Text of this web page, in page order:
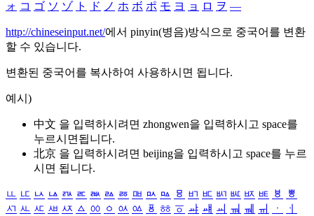
ォ コ ゴ ソ ゾ ト ド ノ ホ ボ ポ モ ヨ ョ ロ ヲ ―
http://chineseinput.net/에서 pinyin(병음)방식으로 중국어를 변환
할 수 있습니다.
변환된 중국어를 복사하여 사용하시면 됩니다.
예시)
中文 을 입력하시려면 zhongwen을 입력하시고 space를
누르시면됩니다.
北京 을 입력하시려면 beijing을 입력하시고 space를 누르
시면 됩니다.
ㅥ ㅦ ㅧ ㅨ ㅩ ㅪ ㅫ ㅬ ㅭ ㅮ ㅯ ㅰ ㅱ ㅲ ㅳ ㅴ ㅵ ㅶ ㅷ ㅸ
ㅹ
ㅺ ㅻ ㅼ ㅽ ㅾ ㅿ ㆀ ㆁ ㆂ ㆃ ㆄ ㆅ ㆆ ㆇ ㆈ ㆉ ㆊ ㆋ ㆌ ㆍ
ㆎ